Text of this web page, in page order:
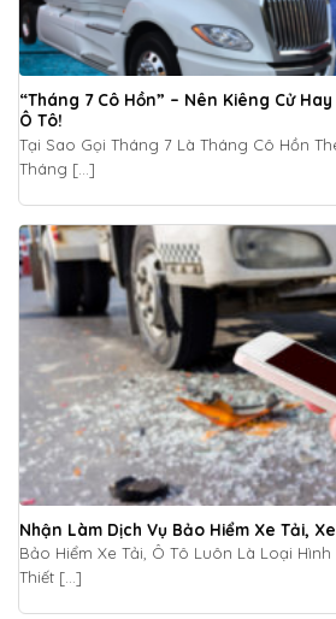
“Tháng 7 Cô Hồn” – Nên Kiêng Cử
Ô Tô!
Tại Sao Gọi Tháng 7 Là Tháng Cô Hồn
Tháng [...]
Nhận Làm Dịch Vụ Bảo Hiểm Xe Tải,
Bảo Hiểm Xe Tải, Ô Tô Luôn Là Loại Hình
Thiết [...]